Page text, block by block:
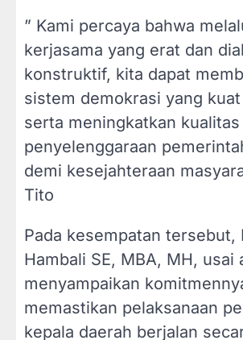
” Kami percaya bahwa
kerjasama yang erat dan
konstruktif, kita dapat
sistem demokrasi yang
serta meningkatkan kualitas
penyelenggaraan
demi kesejahteraan
Tito
Pada kesempatan tersebut,
Hambali SE, MBA, MH, usai
menyampaikan
memastikan pelaksanaan
kepala daerah berjalan